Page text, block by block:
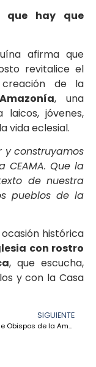
que hay que
afirma que
revitalice el
de la
, una
jóvenes,
vida eclesial.
y construyamos
Que la
de nuestra
pueblos de la
histórica
con rostro
, que escucha,
y con la Casa
SIGUIENTE
Encuentro de Obispos de la Amazonía: hacia una Iglesia Amazónica más articulada y fraterna – Mons. Celmo Lazzari